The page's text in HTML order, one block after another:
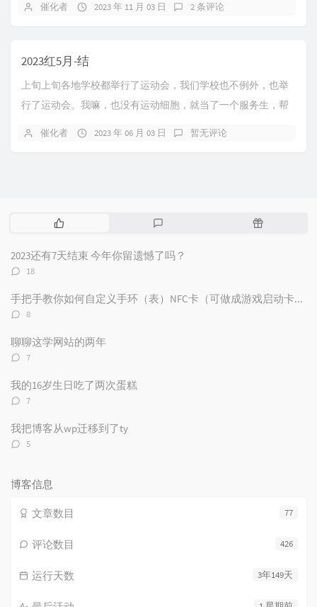
催化者 2023 年 11 月 03 日 2 条评论
2023红5月-结
上旬上旬各地学校都举行了运动会，我们学校也不例外，也举
行了运动会。我嘛，也没有运动细胞，就当了一个服务生，帮
催化者 2023 年 06 月 03 日 暂无评论
热
文
评
随
2023还有7天结束 今年你留遗憾了吗？
评
数：
18
手把手教你如何自定义手环（表）NFC卡（可做成游戏启动卡和电子名片）
评
数：
8
聊聊这学网站的两年
评
数：
7
我的16岁生日吃了两次蛋糕
评
数：
7
我把博客从wp迁移到了ty
评
5
博客信息
77
文章数目
426
评论数目
3年149天
运行天数